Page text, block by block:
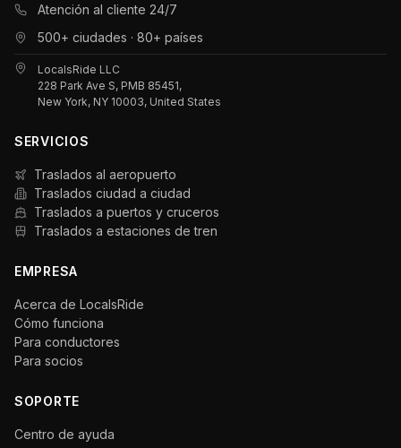
Atención al cliente 24/7
500+ ciudades · 80+ países
LocalsRide LLC
228 Park Ave S, PMB 85451,
New York, NY 10003, United States
SERVICIOS
Traslados al aeropuerto
Traslados ciudad a ciudad
Traslados a puertos y cruceros
Traslados a estaciones de tren
EMPRESA
Acerca de LocalsRide
Cómo funciona
Para conductores
Para socios
SOPORTE
Centro de ayuda